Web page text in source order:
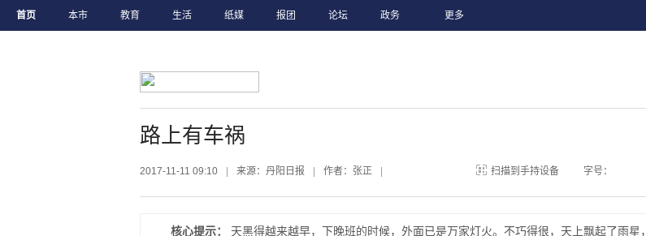
首页 本市 教育 生活 纸媒 报团 论坛 政务 更多
路上有车祸
2017-11-11 09:10 来源：丹阳日报 作者：张正 扫描到手持设备 字号：
核心提示：
天黑得越来越早，下晚班的时候，外面已是万家灯火。不巧得很，天上飘起了雨星，